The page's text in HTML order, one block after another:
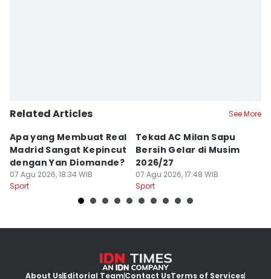
Related Articles See More
Apa yang Membuat Real
Madrid Sangat Kepincut
dengan Yan Diomande?
07 Agu 2026, 18:34 WIB
Sport
Tekad AC Milan Sapu
Bersih Gelar di Musim
2026/27
07 Agu 2026, 17:48 WIB
Sport
About UsEditorial TeamContact UsTerms of Services